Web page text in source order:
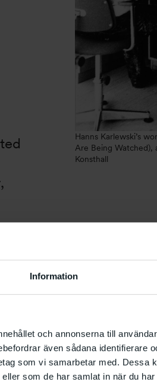
Information
och annonserna till
även sådana identifierare
som vi samarbetar med. Dessa
som de har samlat in när du
Hanns Karlewski’s
Are Being Watched),
Konsthall